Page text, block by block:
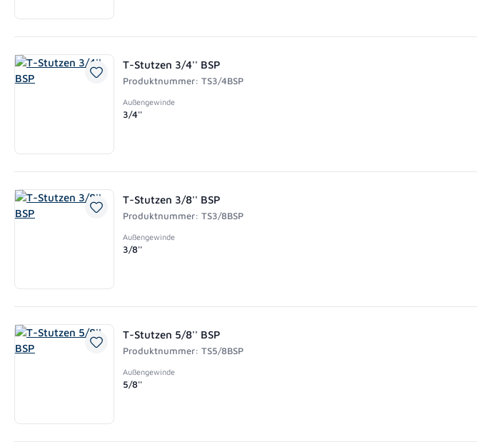
T-Stutzen 3/4'' BSP
Produktnummer: TS3/4BSP
Außengewinde
3/4''
T-Stutzen 3/8'' BSP
Produktnummer: TS3/8BSP
Außengewinde
3/8''
T-Stutzen 5/8'' BSP
Produktnummer: TS5/8BSP
Außengewinde
5/8''